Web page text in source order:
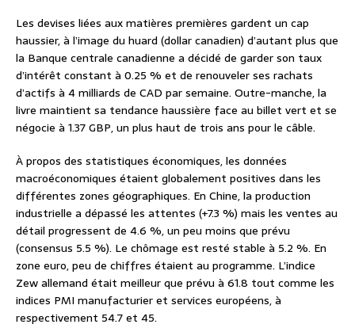
Les devises liées aux matières premières gardent un cap
haussier, à l’image du huard (dollar canadien) d’autant plus que
la Banque centrale canadienne a décidé de garder son taux
d’intérêt constant à 0.25 % et de renouveler ses rachats
d’actifs à 4 milliards de CAD par semaine. Outre-manche, la
livre maintient sa tendance haussière face au billet vert et se
négocie à 1.37 GBP, un plus haut de trois ans pour le câble.
À propos des statistiques économiques, les données
macroéconomiques étaient globalement positives dans les
différentes zones géographiques. En Chine, la production
industrielle a dépassé les attentes (+7.3 %) mais les ventes au
détail progressent de 4.6 %, un peu moins que prévu
(consensus 5.5 %). Le chômage est resté stable à 5.2 %. En
zone euro, peu de chiffres étaient au programme. L’indice
Zew allemand était meilleur que prévu à 61.8 tout comme les
indices PMI manufacturier et services européens, à
respectivement 54.7 et 45.